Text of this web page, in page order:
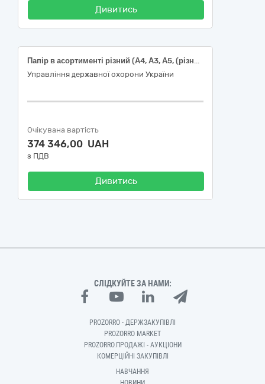
Дивитись
Папір в асортименті різний (А4, А3, А5, (різної щільності) фотопапір, папір для нотаток та інший
Управління державної охорони України
Очікувана вартість
374 346,00 UAH
з ПДВ
Дивитись
СЛІДКУЙТЕ ЗА НАМИ:
PROZORRO - ДЕРЖЗАКУПІВЛІ
PROZORRO MARKET
PROZORRO.ПРОДАЖІ - АУКЦІОНИ
КОМЕРЦІЙНІ ЗАКУПІВЛІ
НАВЧАННЯ